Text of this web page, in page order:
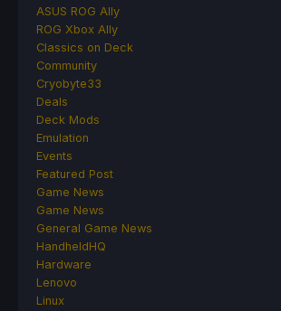
ASUS ROG Ally
ROG Xbox Ally
Classics on Deck
Community
Cryobyte33
Deals
Deck Mods
Emulation
Events
Featured Post
Game News
Game News
General Game News
HandheldHQ
Hardware
Lenovo
Linux